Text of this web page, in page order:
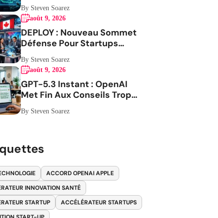
Contre L Iran
By Steven Soarez
août 9, 2026
DEPLOY : Nouveau Sommet
Défense Pour Startups
Canadiennes
By Steven Soarez
août 9, 2026
GPT-5.3 Instant : OpenAI
Met Fin Aux Conseils Trop
Envahissants
By Steven Soarez
ACCORD OPENAI APPLE
INNOVATION SANTÉ
STARTUP
ACCÉLÉRATEUR STARTUPS